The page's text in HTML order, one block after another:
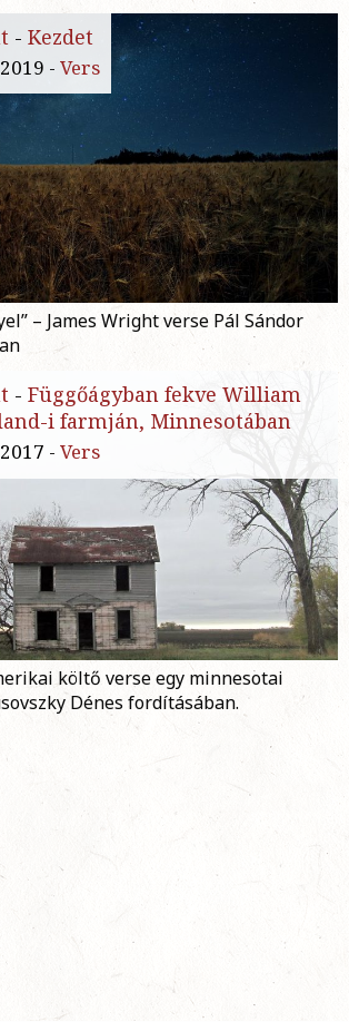
- Kezdet
- Vers
– James Wright verse Pál Sándor
- Függőágyban fekve William
i farmján, Minnesotában
- Vers
költő verse egy minnesotai
Dénes fordításában.